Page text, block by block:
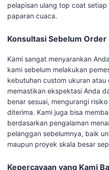
pelapisan ulang top coat
paparan cuaca.
Konsultasi Sebelum Order
Kami sangat menyarankan
kami sebelum melakukan
kebutuhan custom ukuran atau
memastikan ekspektasi Anda
benar sesuai, mengurangi
diterima. Kami juga bisa
berdasarkan pengalaman
pelanggan sebelumnya, baik
maupun proyek skala besar
Kepercayaan yang Kami